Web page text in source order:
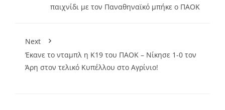
παιχνίδι με τον Παναθηναϊκό μπήκε ο ΠΑΟΚ
Next
Έκανε το νταμπλ η Κ19 του ΠΑΟΚ – Νίκησε 1-0 τον
Άρη στον τελικό Κυπέλλου στο Αγρίνιο!